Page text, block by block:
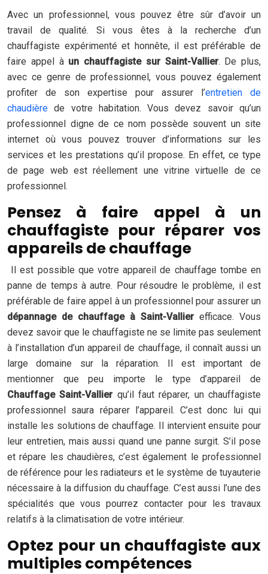
Avec un professionnel, vous pouvez être sûr d’avoir un
travail de qualité. Si vous êtes à la recherche d’un
chauffagiste expérimenté et honnête, il est préférable de
faire appel à un chauffagiste sur Saint-Vallier. De plus,
avec ce genre de professionnel, vous pouvez également
profiter de son expertise pour assurer l’entretien de
chaudière de votre habitation. Vous devez savoir qu’un
professionnel digne de ce nom possède souvent un site
internet où vous pouvez trouver d’informations sur les
services et les prestations qu’il propose. En effet, ce type
de page web est réellement une vitrine virtuelle de ce
professionnel.
Pensez à faire appel à un
chauffagiste pour réparer vos
appareils de chauffage
Il est possible que votre appareil de chauffage tombe en
panne de temps à autre. Pour résoudre le problème, il est
préférable de faire appel à un professionnel pour assurer un
dépannage de chauffage à Saint-Vallierefficace. Vous
devez savoir que le chauffagiste ne se limite pas seulement
à l’installation d’un appareil de chauffage, il connaît aussi un
large domaine sur la réparation. Il est important de
mentionner que peu importe le type d’appareil de
Chauffage Saint-Vallierqu’il faut réparer, un chauffagiste
professionnel saura réparer l’appareil. C’est donc lui qui
installe les solutions de chauffage. Il intervient ensuite pour
leur entretien, mais aussi quand une panne surgit. S’il pose
et répare les chaudières, c’est également le professionnel
de référence pour les radiateurs et le système de tuyauterie
nécessaire à la diffusion du chauffage. C’est aussi l’une des
spécialités que vous pourrez contacter pour les travaux
relatifs à la climatisation de votre intérieur.
Optez pour un chauffagiste aux
multiples compétences